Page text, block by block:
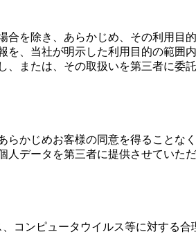
を除き、あらかじめ、その利用目的
、当社が明示した利用目的の範囲
または、その取扱いを第三者に委
かじめお客様の同意を得ることな
データを第三者に提供させていた
コンピュータウイルス等に対する合